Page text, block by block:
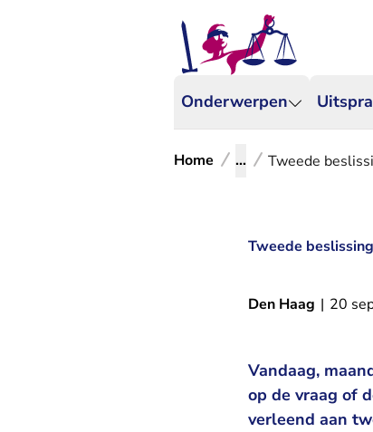
Onderwerpen
Home ... Tweede
Tweede
Den Haag | 20
Vandaag,
op de vraag of
verleend aan